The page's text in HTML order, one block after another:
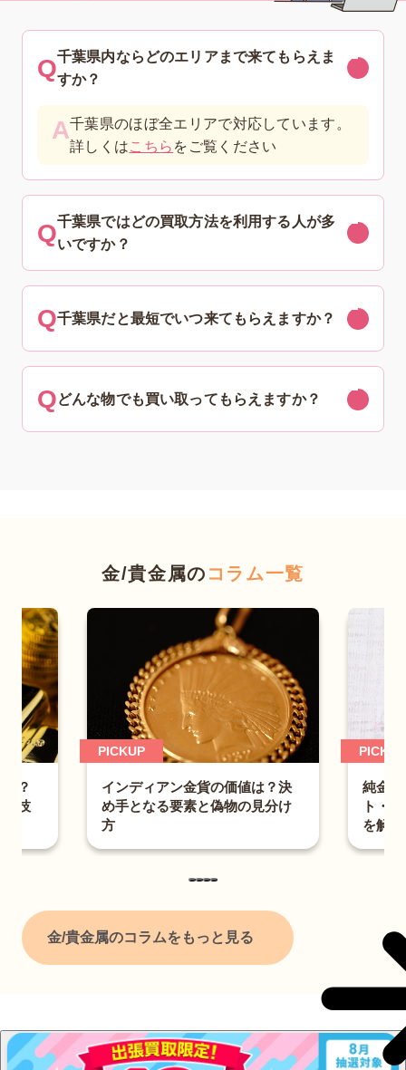
千葉県内ならどのエリアまで来てもらえま
すか？
千葉県のほぼ全エリアで対応しています。
詳しくはこちら をご覧ください
千葉県ではどの買取方法を利用する人が多
いですか？
千葉県だと最短でいつ来てもらえますか？
どんな物でも買い取ってもらえますか？
金/貴金属の コラム一覧
？
給技
PICKUP
インディアン金貨の価値は？決
め手となる要素と偽物の見分け
方
PICKUP
純金
ト・
を解説
金/貴金属のコラムをもっと見る